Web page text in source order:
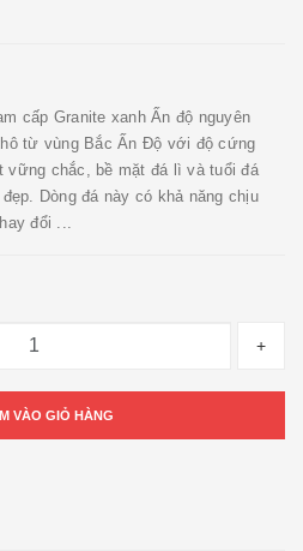
cấp Granite xanh Ấn độ nguyên
từ vùng Bắc Ấn Độ với độ cứng
vững chắc, bề mặt đá lì và tuổi đá
Dòng đá này có khả năng chịu
đổi ...
+
VÀO GIỎ HÀNG